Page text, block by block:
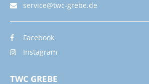
service@twc-grebe.de
Facebook
Instagram
TWC GREBE